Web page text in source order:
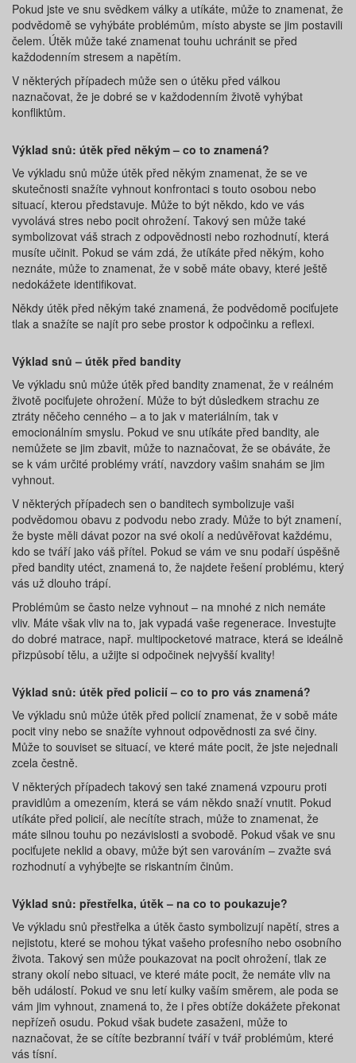
Pokud jste ve snu svědkem války a utíkáte, může to znamenat, že
podvědomě se vyhýbáte problémům, místo abyste se jim postavili
čelem. Útěk může také znamenat touhu uchránit se před
každodenním stresem a napětím.
V některých případech může sen o útěku před válkou
naznačovat, že je dobré se v každodenním životě vyhýbat
konfliktům.
Výklad snů: útěk před někým – co to znamená?
Ve výkladu snů může útěk před někým znamenat, že se ve
skutečnosti snažíte vyhnout konfrontaci s touto osobou nebo
situací, kterou představuje. Může to být někdo, kdo ve vás
vyvolává stres nebo pocit ohrožení. Takový sen může také
symbolizovat váš strach z odpovědnosti nebo rozhodnutí, která
musíte učinit. Pokud se vám zdá, že utíkáte před někým, koho
neznáte, může to znamenat, že v sobě máte obavy, které ještě
nedokážete identifikovat.
Někdy útěk před někým také znamená, že podvědomě pociťujete
tlak a snažíte se najít pro sebe prostor k odpočinku a reflexi.
Výklad snů – útěk před bandity
Ve výkladu snů může útěk před bandity znamenat, že v reálném
životě pociťujete ohrožení. Může to být důsledkem strachu ze
ztráty něčeho cenného – a to jak v materiálním, tak v
emocionálním smyslu. Pokud ve snu utíkáte před bandity, ale
nemůžete se jim zbavit, může to naznačovat, že se obáváte, že
se k vám určité problémy vrátí, navzdory vašim snahám se jim
vyhnout.
V některých případech sen o banditech symbolizuje vaši
podvědomou obavu z podvodu nebo zrady. Může to být znamení,
že byste měli dávat pozor na své okolí a nedůvěřovat každému,
kdo se tváří jako váš přítel. Pokud se vám ve snu podaří úspěšně
před bandity utéct, znamená to, že najdete řešení problému, který
vás už dlouho trápí.
Problémům se často nelze vyhnout – na mnohé z nich nemáte
vliv. Máte však vliv na to, jak vypadá vaše regenerace. Investujte
do dobré matrace, např. multipocketové matrace, která se ideálně
přizpůsobí tělu, a užijte si odpočinek nejvyšší kvality!
Výklad snů: útěk před policií – co to pro vás znamená?
Ve výkladu snů může útěk před policií znamenat, že v sobě máte
pocit viny nebo se snažíte vyhnout odpovědnosti za své činy.
Může to souviset se situací, ve které máte pocit, že jste nejednali
zcela čestně.
V některých případech takový sen také znamená vzpouru proti
pravidlům a omezením, která se vám někdo snaží vnutit. Pokud
utíkáte před policií, ale necítíte strach, může to znamenat, že
máte silnou touhu po nezávislosti a svobodě. Pokud však ve snu
pociťujete neklid a obavy, může být sen varováním – zvažte svá
rozhodnutí a vyhýbejte se riskantním činům.
Výklad snů: přestřelka, útěk – na co to poukazuje?
Ve výkladu snů přestřelka a útěk často symbolizují napětí, stres a
nejistotu, které se mohou týkat vašeho profesního nebo osobního
života. Takový sen může poukazovat na pocit ohrožení, tlak ze
strany okolí nebo situaci, ve které máte pocit, že nemáte vliv na
běh událostí. Pokud ve snu letí kulky vaším směrem, ale poda se
vám jim vyhnout, znamená to, že i přes obtíže dokážete překonat
nepřízeň osudu. Pokud však budete zasaženi, může to
naznačovat, že se cítíte bezbranní tváří v tvář problémům, které
vás tísní.